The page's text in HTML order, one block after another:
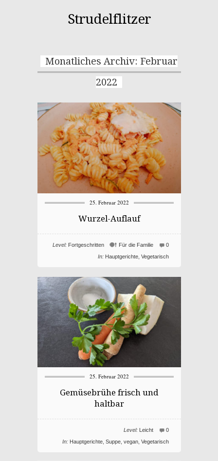
Strudelflitzer
Monatliches Archiv: Februar
2022
25. Februar 2022
Wurzel-Auflauf
0
Für die Familie
Level: Fortgeschritten
In: Hauptgerichte, Vegetarisch
25. Februar 2022
Gemüsebrühe frisch und
haltbar
0
Level: Leicht
In: Hauptgerichte, Suppe, vegan, Vegetarisch